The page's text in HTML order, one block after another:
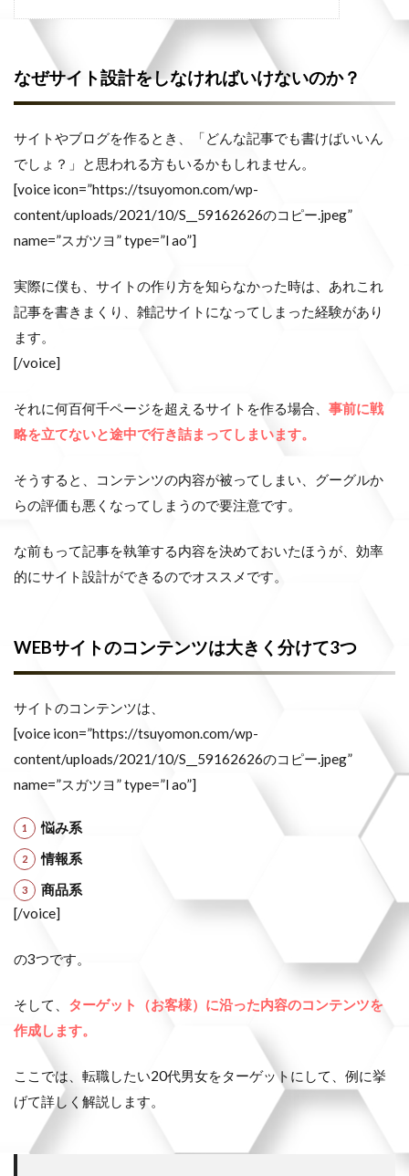
なぜサイト設計をしなければいけないのか？
サイトやブログを作るとき、「どんな記事でも書けばいいん
でしょ？」と思われる方もいるかもしれません。
[voice icon=”https://tsuyomon.com/wp-
content/uploads/2021/10/S__59162626のコピー.jpeg”
name=”スガツヨ” type=”l ao”]
実際に僕も、サイトの作り方を知らなかった時は、あれこれ
記事を書きまくり、雑記サイトになってしまった経験があり
ます。
[/voice]
それに何百何千ページを超えるサイトを作る場合、 事前に戦
略を立てないと途中で行き詰まってしまいます。
そうすると、コンテンツの内容が被ってしまい、グーグルか
らの評価も悪くなってしまうので要注意です。
な前もって記事を執筆する内容を決めておいたほうが、効率
的にサイト設計ができるのでオススメです。
WEBサイトのコンテンツは大きく分けて3つ
サイトのコンテンツは、
[voice icon=”https://tsuyomon.com/wp-
content/uploads/2021/10/S__59162626のコピー.jpeg”
name=”スガツヨ” type=”l ao”]
悩み系
情報系
商品系
[/voice]
の3つです。
そして、 ターゲット（お客様）に沿った内容のコンテンツを
作成します。
ここでは、転職したい20代男女をターゲットにして、例に挙
げて詳しく解説します。